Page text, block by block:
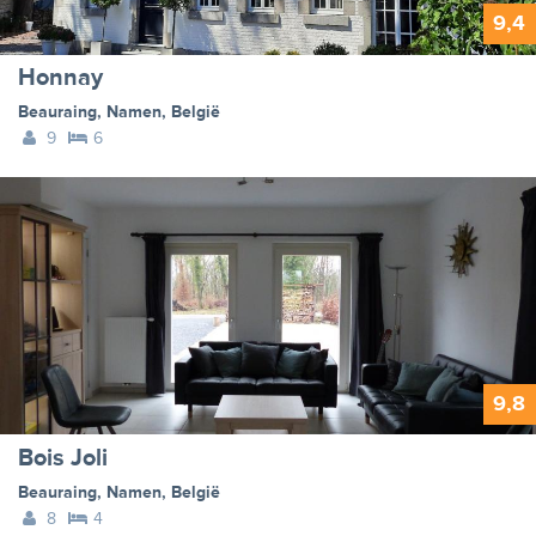
9,4
Honnay
Beauraing, Namen, België
9
6
9,8
Bois Joli
Beauraing, Namen, België
8
4